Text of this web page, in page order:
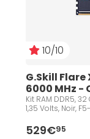
10/10
G.Skill Flare
6000 MHz -
Kit RAM DDR5,
1,35 Volts, Noir,
529€95